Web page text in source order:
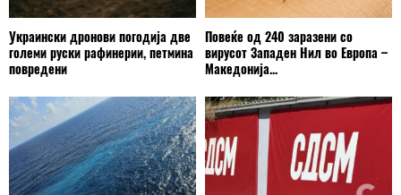
Украински дронови погодија две
големи руски рафинерии, петмина
повредени
Повеќе од 240 заразени со
вирусот Западен Нил во Европа –
Македонија...